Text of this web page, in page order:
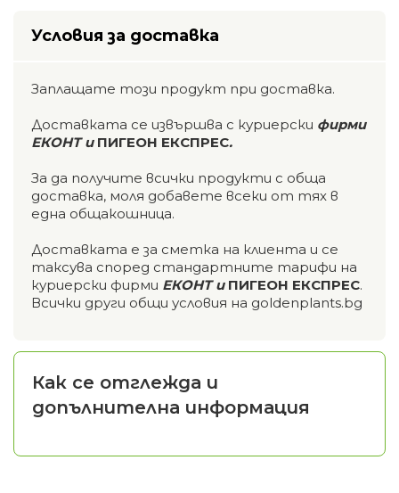
Условия за доставка
Заплащате този продукт при доставка.
Доставката се извършва с куриерски фирми
ЕКОНТ и ПИГЕОН ЕКСПРЕС.
За да получите всички продукти с обща
доставка, моля добавете всеки от тях в
една общакошница.
Доставката е за сметка на клиента и се
таксува според стандартните тарифи на
куриерски фирми ЕКОНТ и ПИГЕОН ЕКСПРЕС.
Всички други общи условия на goldenplants.bg
Как се отглежда и
допълнителна информация